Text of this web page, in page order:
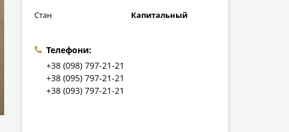
Стан
Капитальный
Телефони:
+38 (098) 797-21-21
+38 (095) 797-21-21
+38 (093) 797-21-21